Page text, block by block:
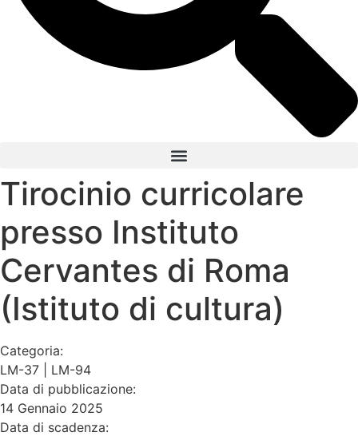
Tirocinio curricolare
presso Instituto
Cervantes di Roma
(Istituto di cultura)
Categoria:
LM-37
LM-94
Data di pubblicazione:
14 Gennaio 2025
Data di scadenza: